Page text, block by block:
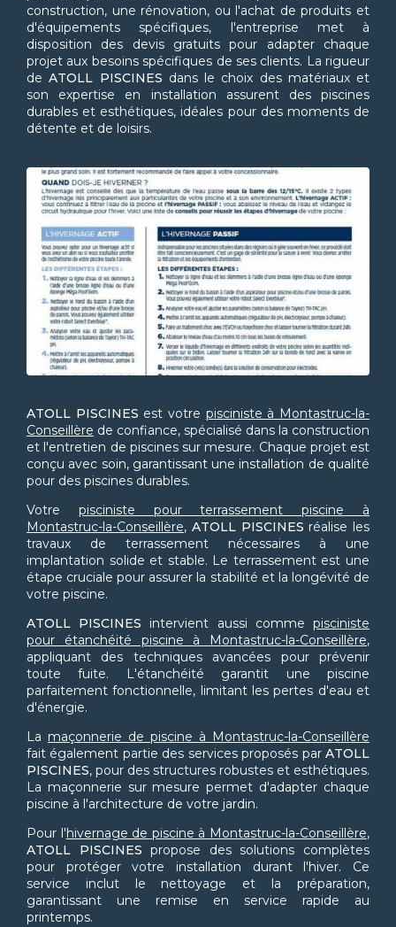
construction, une rénovation, ou l'achat de produits et
d'équipements spécifiques, l'entreprise met à
disposition des devis gratuits pour adapter chaque
projet aux besoins spécifiques de ses clients. La rigueur
deATOLL PISCINES dans le choix des matériaux et
son expertise en installation assurent des piscines
durables et esthétiques, idéales pour des moments de
détente et de loisirs.
ATOLL PISCINES est votre pisciniste à Montastruc-la-
Conseillère de confiance, spécialisé dans la construction
et l'entretien de piscines sur mesure. Chaque projet est
conçu avec soin, garantissant une installation de qualité
pour des piscines durables.
Votre pisciniste pour terrassement piscine à
Montastruc-la-Conseillère, ATOLL PISCINES réalise les
travaux de terrassement nécessaires à une
implantation solide et stable. Le terrassement est une
étape cruciale pour assurer la stabilité et la longévité de
votre piscine.
ATOLL PISCINES intervient aussi commepisciniste
pour étanchéité piscine à Montastruc-la-Conseillère,
appliquant des techniques avancées pour prévenir
toute fuite. L'étanchéité garantit une piscine
parfaitement fonctionnelle, limitant les pertes d'eau et
d'énergie.
La maçonnerie de piscine à Montastruc-la-Conseillère
fait également partie des services proposés par ATOLL
PISCINES, pour des structures robustes et esthétiques.
La maçonnerie sur mesure permet d'adapter chaque
piscine à l'architecture de votre jardin.
Pour l'hivernage de piscine à Montastruc-la-Conseillère,
ATOLL PISCINES propose des solutions complètes
pour protéger votre installation durant l'hiver. Ce
service inclut le nettoyage et la préparation,
garantissant une remise en service rapide au
printemps.